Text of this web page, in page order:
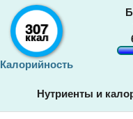
307
ккал
Калорийность
Нутриенты и